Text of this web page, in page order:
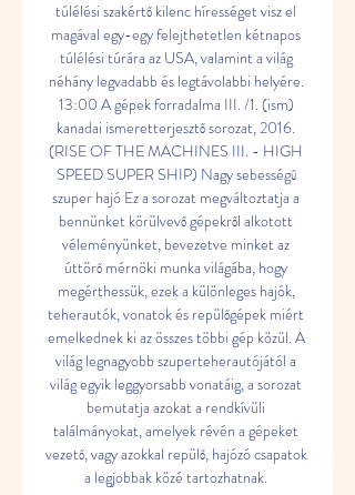
túlélési szakértő kilenc hírességet visz el
magával egy-egy felejthetetlen kétnapos
túlélési túrára az USA, valamint a világ
néhány legvadabb és legtávolabbi helyére.
13:00 A gépek forradalma III. /1. (ism)
kanadai ismeretterjesztő sorozat, 2016.
(RISE OF THE MACHINES III. - HIGH
SPEED SUPER SHIP) Nagy sebességű
szuper hajó Ez a sorozat megváltoztatja a
bennünket körülvevő gépekről alkotott
véleményünket, bevezetve minket az
úttörő mérnöki munka világába, hogy
megérthessük, ezek a különleges hajók,
teherautók, vonatok és repülőgépek miért
emelkednek ki az összes többi gép közül. A
világ legnagyobb szuperteherautójától a
világ egyik leggyorsabb vonatáig, a sorozat
bemutatja azokat a rendkívüli
találmányokat, amelyek révén a gépeket
vezető, vagy azokkal repülő, hajózó csapatok
a legjobbak közé tartozhatnak.